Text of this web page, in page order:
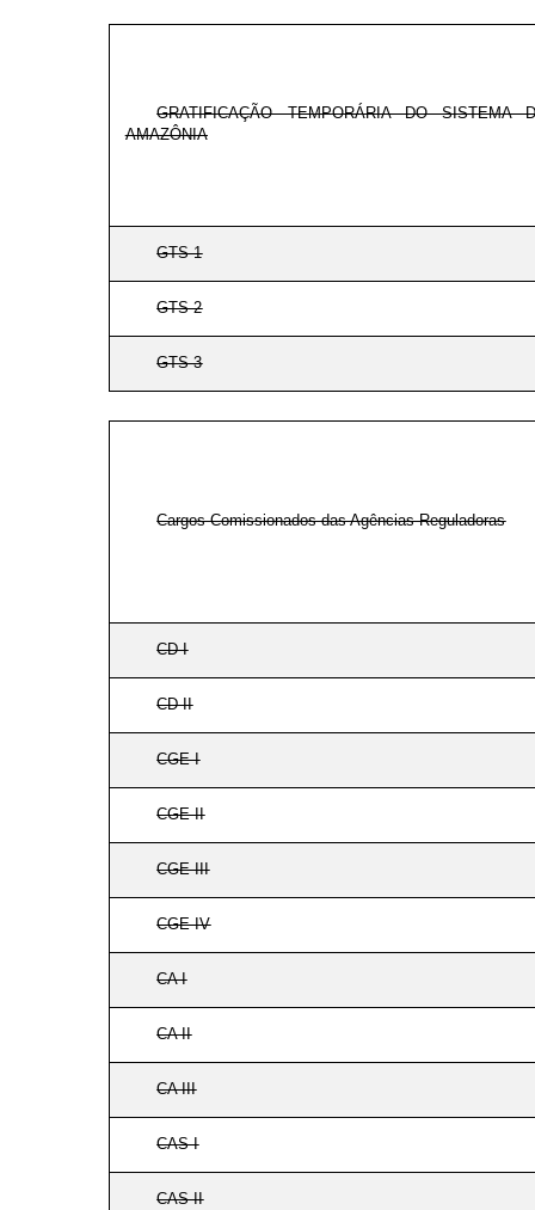
GRATIFICAÇÃO TEMPORÁRIA DO SISTEMA
AMAZÔNIA
GTS-1
GTS-2
GTS-3
Cargos Comissionados das Agências Reguladoras
CD I
CD II
CGE I
CGE II
CGE III
CGE IV
CA I
CA II
CA III
CAS I
CAS II